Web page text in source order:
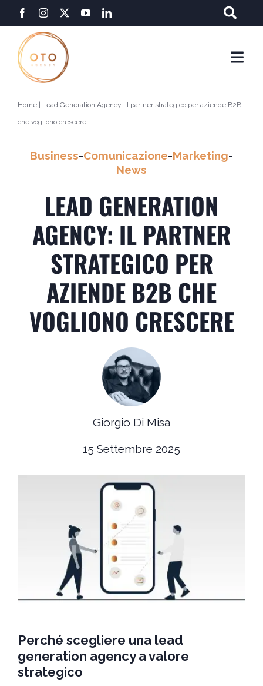
Salta
al
contenuto
Home| Lead Generation Agency: il partner strategico per aziende B2B
che vogliono crescere
Business-Comunicazione-Marketing-
News
LEAD GENERATION
AGENCY: IL PARTNER
STRATEGICO PER
AZIENDE B2B CHE
VOGLIONO CRESCERE
Giorgio Di Misa
15 Settembre 2025
Perché scegliere una lead
generation agency a valore
strategico